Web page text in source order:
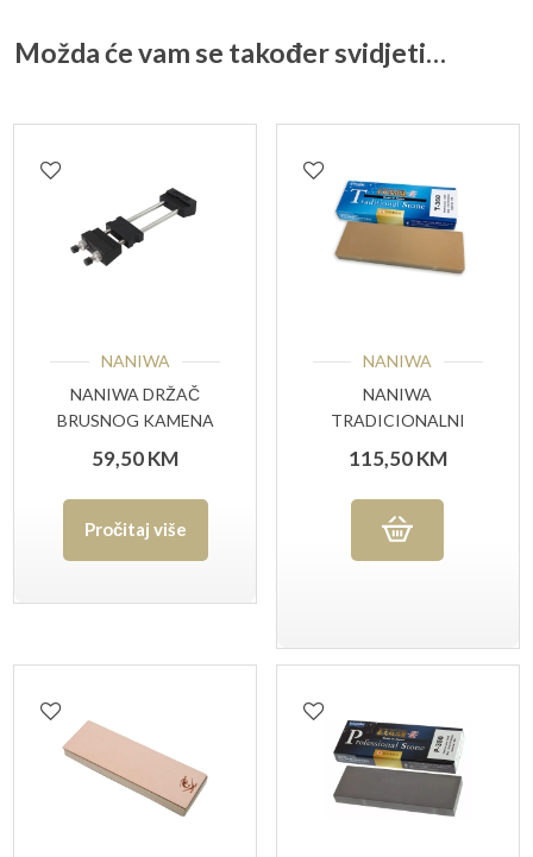
Možda će vam se također svidjeti…
NANIWA
NANIWA DRŽAČ
BRUSNOG KAMENA
59,50KM
Pročitaj više
NANIWA
NANIWA
TRADICIONALNI
115,50KM